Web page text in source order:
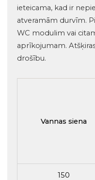
ieteicama, kad ir
atveramām durvīm.
WC modulim vai
aprīkojumam.
drošību.
Vannas siena
150